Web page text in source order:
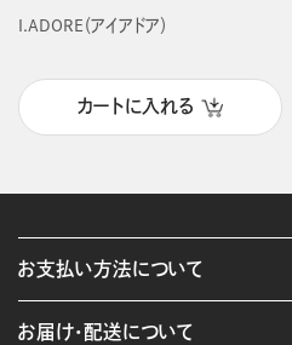
I.ADORE（アイアドア）
カートに入れる
お支払い方法について
お届け・配送について